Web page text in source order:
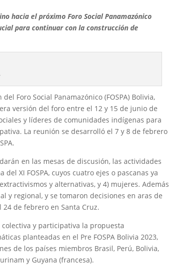
hacia el próximo Foro Social Panamazónico
para continuar con la construcción de
Foro Social Panamazónico (FOSPA) Bolivia,
versión del foro entre el 12 y 15 de junio de
y líderes de comunidades indígenas para
La reunión se desarrolló el 7 y 8 de febrero
en las mesas de discusión, las actividades
XI FOSPA, cuyos cuatro ejes o pascanas ya
y alternativas, y 4) mujeres. Además
y regional, y se tomaron decisiones en aras de
de febrero en Santa Cruz.
y participativa la propuesta
planteadas en el Pre FOSPA Bolivia 2023,
de los países miembros Brasil, Perú, Bolivia,
y Guyana (francesa).